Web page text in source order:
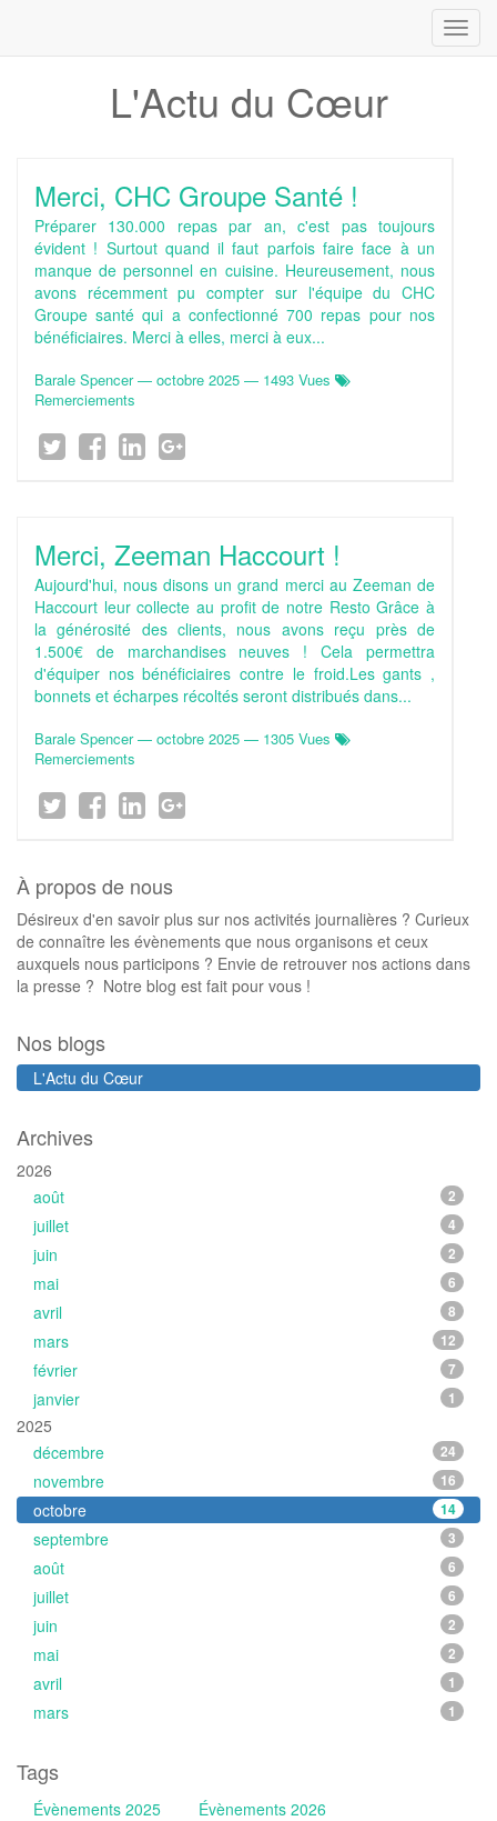
L'Actu du Cœur
Merci, CHC Groupe Santé !
Préparer 130.000 repas par an, c'est pas toujours
évident ! Surtout quand il faut parfois faire face à un
manque de personnel en cuisine. Heureusement, nous
avons récemment pu compter sur l'équipe du CHC
Groupe santé qui a confectionné 700 repas pour nos
bénéficiaires. Merci à elles, merci à eux...
Barale Spencer— octobre 2025 — 1493 Vues
Remerciements
Merci, Zeeman Haccourt !
Aujourd'hui, nous disons un grand merci au Zeeman de
Haccourt leur collecte au profit de notre Resto Grâce à
la générosité des clients, nous avons reçu près de
1.500€ de marchandises neuves ! Cela permettra
d'équiper nos bénéficiaires contre le froid.Les gants ,
bonnets et écharpes récoltés seront distribués dans...
Barale Spencer— octobre 2025 — 1305 Vues
Remerciements
À propos de nous
Désireux d'en savoir plus sur nos activités journalières ? Curieux
de connaître les évènements que nous organisons et ceux
auxquels nous participons ? Envie de retrouver nos actions dans
la presse ? Notre blog est fait pour vous !
Nos blogs
L'Actu du Cœur
Archives
2026
août
2
juillet 4
juin 2
mai 6
avril 8
mars 12
février 7
janvier 1
2025
décembre
24
novembre 16
octobre 14
septembre 3
août 6
juillet 6
juin 2
mai 2
avril 1
mars 1
Tags
Évènements 2025
Évènements 2026